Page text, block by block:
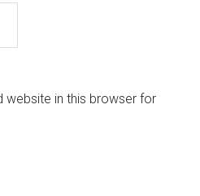
website in this browser for